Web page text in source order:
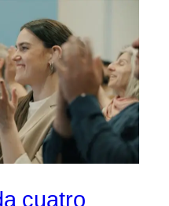
cuatro